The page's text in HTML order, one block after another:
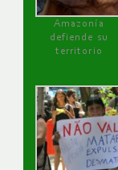
Amazonía
defiende su
territorio